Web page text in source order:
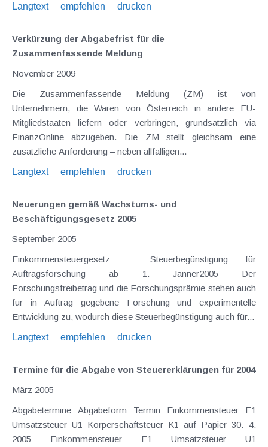
Langtext
empfehlen drucken
Verkürzung der Abgabefrist für die
Zusammenfassende Meldung
November 2009
Die Zusammenfassende Meldung (ZM) ist von
Unternehmern, die Waren von Österreich in andere EU-
Mitgliedstaaten liefern oder verbringen, grundsätzlich via
FinanzOnline abzugeben. Die ZM stellt gleichsam eine
zusätzliche Anforderung – neben allfälligen...
Langtext
empfehlen drucken
Neuerungen gemäß Wachstums- und
Beschäftigungsgesetz 2005
September 2005
Einkommensteuergesetz :: Steuerbegünstigung für
Auftragsforschung ab 1. Jänner2005 Der
Forschungsfreibetrag und die Forschungsprämie stehen auch
für in Auftrag gegebene Forschung und experimentelle
Entwicklung zu, wodurch diese Steuerbegünstigung auch für...
Langtext
empfehlen drucken
Termine für die Abgabe von Steuererklärungen für 2004
März 2005
Abgabetermine Abgabeform Termin Einkommensteuer E1
Umsatzsteuer U1 Körperschaftsteuer K1 auf Papier 30. 4.
2005 Einkommensteuer E1 Umsatzsteuer U1